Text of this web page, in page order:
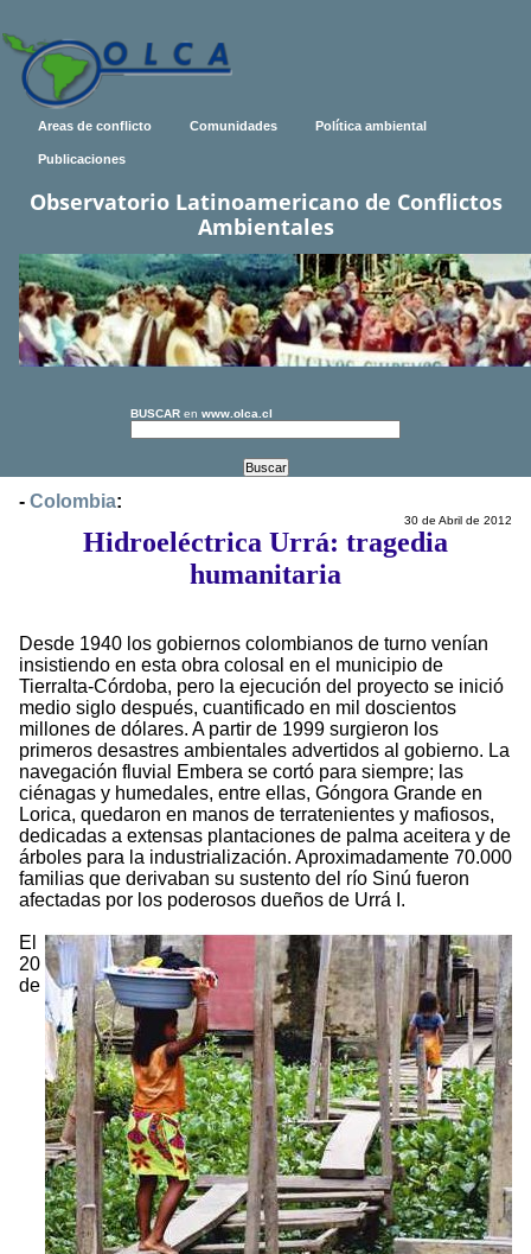
Areas de conflicto Comunidades Política ambiental
Publicaciones
Observatorio Latinoamericano de Conflictos
Ambientales
BUSCAR en www.olca.cl
- Colombia:
30 de Abril de 2012
Hidroeléctrica Urrá: tragedia
humanitaria
Desde 1940 los gobiernos colombianos de turno venían
insistiendo en esta obra colosal en el municipio de
Tierralta-Córdoba, pero la ejecución del proyecto se inició
medio siglo después, cuantificado en mil doscientos
millones de dólares. A partir de 1999 surgieron los
primeros desastres ambientales advertidos al gobierno. La
navegación fluvial Embera se cortó para siempre; las
ciénagas y humedales, entre ellas, Góngora Grande en
Lorica, quedaron en manos de terratenientes y mafiosos,
dedicadas a extensas plantaciones de palma aceitera y de
árboles para la industrialización. Aproximadamente 70.000
familias que derivaban su sustento del río Sinú fueron
afectadas por los poderosos dueños de Urrá I.
El
20
de